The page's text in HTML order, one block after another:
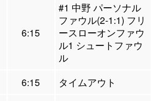
6:15
#1 中野 パーソナル
ファウル(2-1:1) フリ
ースローオンファウ
ル1 シュートファウ
ル
6:15
タイムアウト